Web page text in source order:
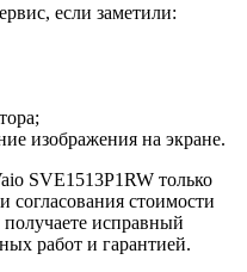
если заметили:
изображения на экране.
SVE1513P1RW только
согласования стоимости
исправный
работ и гарантией.